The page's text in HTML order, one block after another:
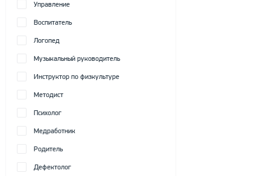
Управление
Воспитатель
Логопед
Музыкальный руководитель
Инструктор по физкультуре
Методист
Психолог
Медработник
Родитель
Дефектолог